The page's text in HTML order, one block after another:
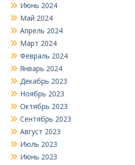
Июнь 2024
Май 2024
Апрель 2024
Март 2024
Февраль 2024
Январь 2024
Декабрь 2023
Ноябрь 2023
Октябрь 2023
Сентябрь 2023
Август 2023
Июль 2023
Июнь 2023